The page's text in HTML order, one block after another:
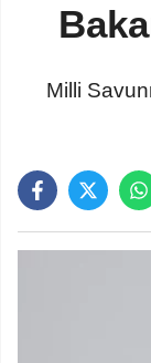
Milli